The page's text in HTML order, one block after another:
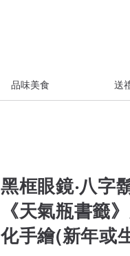
品味美食 送
黑框眼鏡‧八字
《天氣瓶書籤
化手繪(新年或